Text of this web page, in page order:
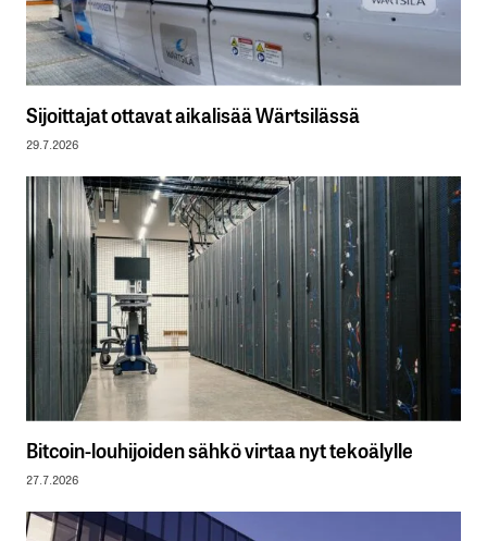
Sijoittajat ottavat aikalisää Wärtsilässä
29.7.2026
Bitcoin-louhijoiden sähkö virtaa nyt tekoälylle
27.7.2026